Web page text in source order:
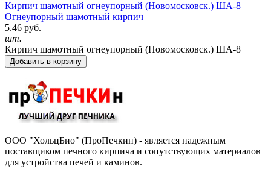
Кирпич шамотный огнеупорный (Новомосковск.) ША-8
Огнеупорный шамотный кирпич
5.46 руб.
шт.
Кирпич шамотный огнеупорный (Новомосковск.) ША-8
Добавить в корзину
ООО "ХольцБио" (ПроПечкин) - является надежным
поставщиком печного кирпича и сопутствующих материалов
для устройства печей и каминов.